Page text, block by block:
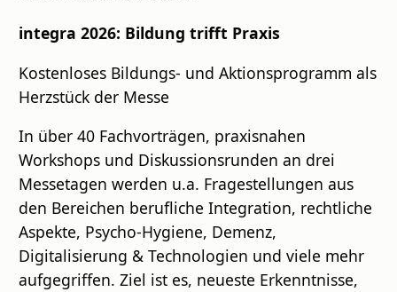
integra 2026: Bildung trifft Praxis
Kostenloses Bildungs- und Aktionsprogramm als
Herzstück der Messe
In über 40 Fachvorträgen, praxisnahen
Workshops und Diskussionsrunden an drei
Messetagen werden u.a. Fragestellungen aus
den Bereichen berufliche Integration, rechtliche
Aspekte, Psycho-Hygiene, Demenz,
Digitalisierung & Technologien und viele mehr
aufgegriffen. Ziel ist es, neueste Erkenntnisse,